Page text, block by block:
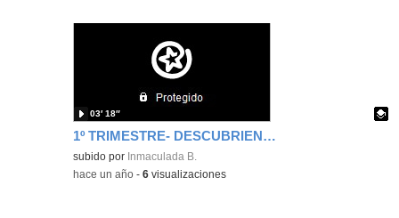
1º TRIMESTRE- DESCUBRIENDO EL PEGASO
Contenido educativo.
subido por Inmaculada B.
03′ 18″
-hace un año -6 visualizaciones